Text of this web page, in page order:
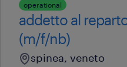
operational
addetto al
(m/f/nb)
spinea, veneto